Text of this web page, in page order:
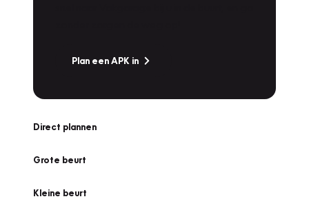
Plan een APK in
Direct plannen
Grote beurt
Kleine beurt